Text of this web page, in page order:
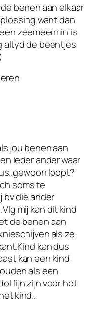
benen aan elkaar
want dan
zeemeermin is,
altyd de beentjes
jou benen aan
ieder ander waar
loopt?
soms te
bv die ander
mij kan dit kind
de benen aan
als ze
kan dus
kan een kind
als een
fijn zijn voor het
kind..